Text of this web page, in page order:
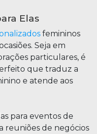
Elas
femininos
Seja em
particulares, é
que traduz a
e atende aos
para eventos de
reuniões de negócios